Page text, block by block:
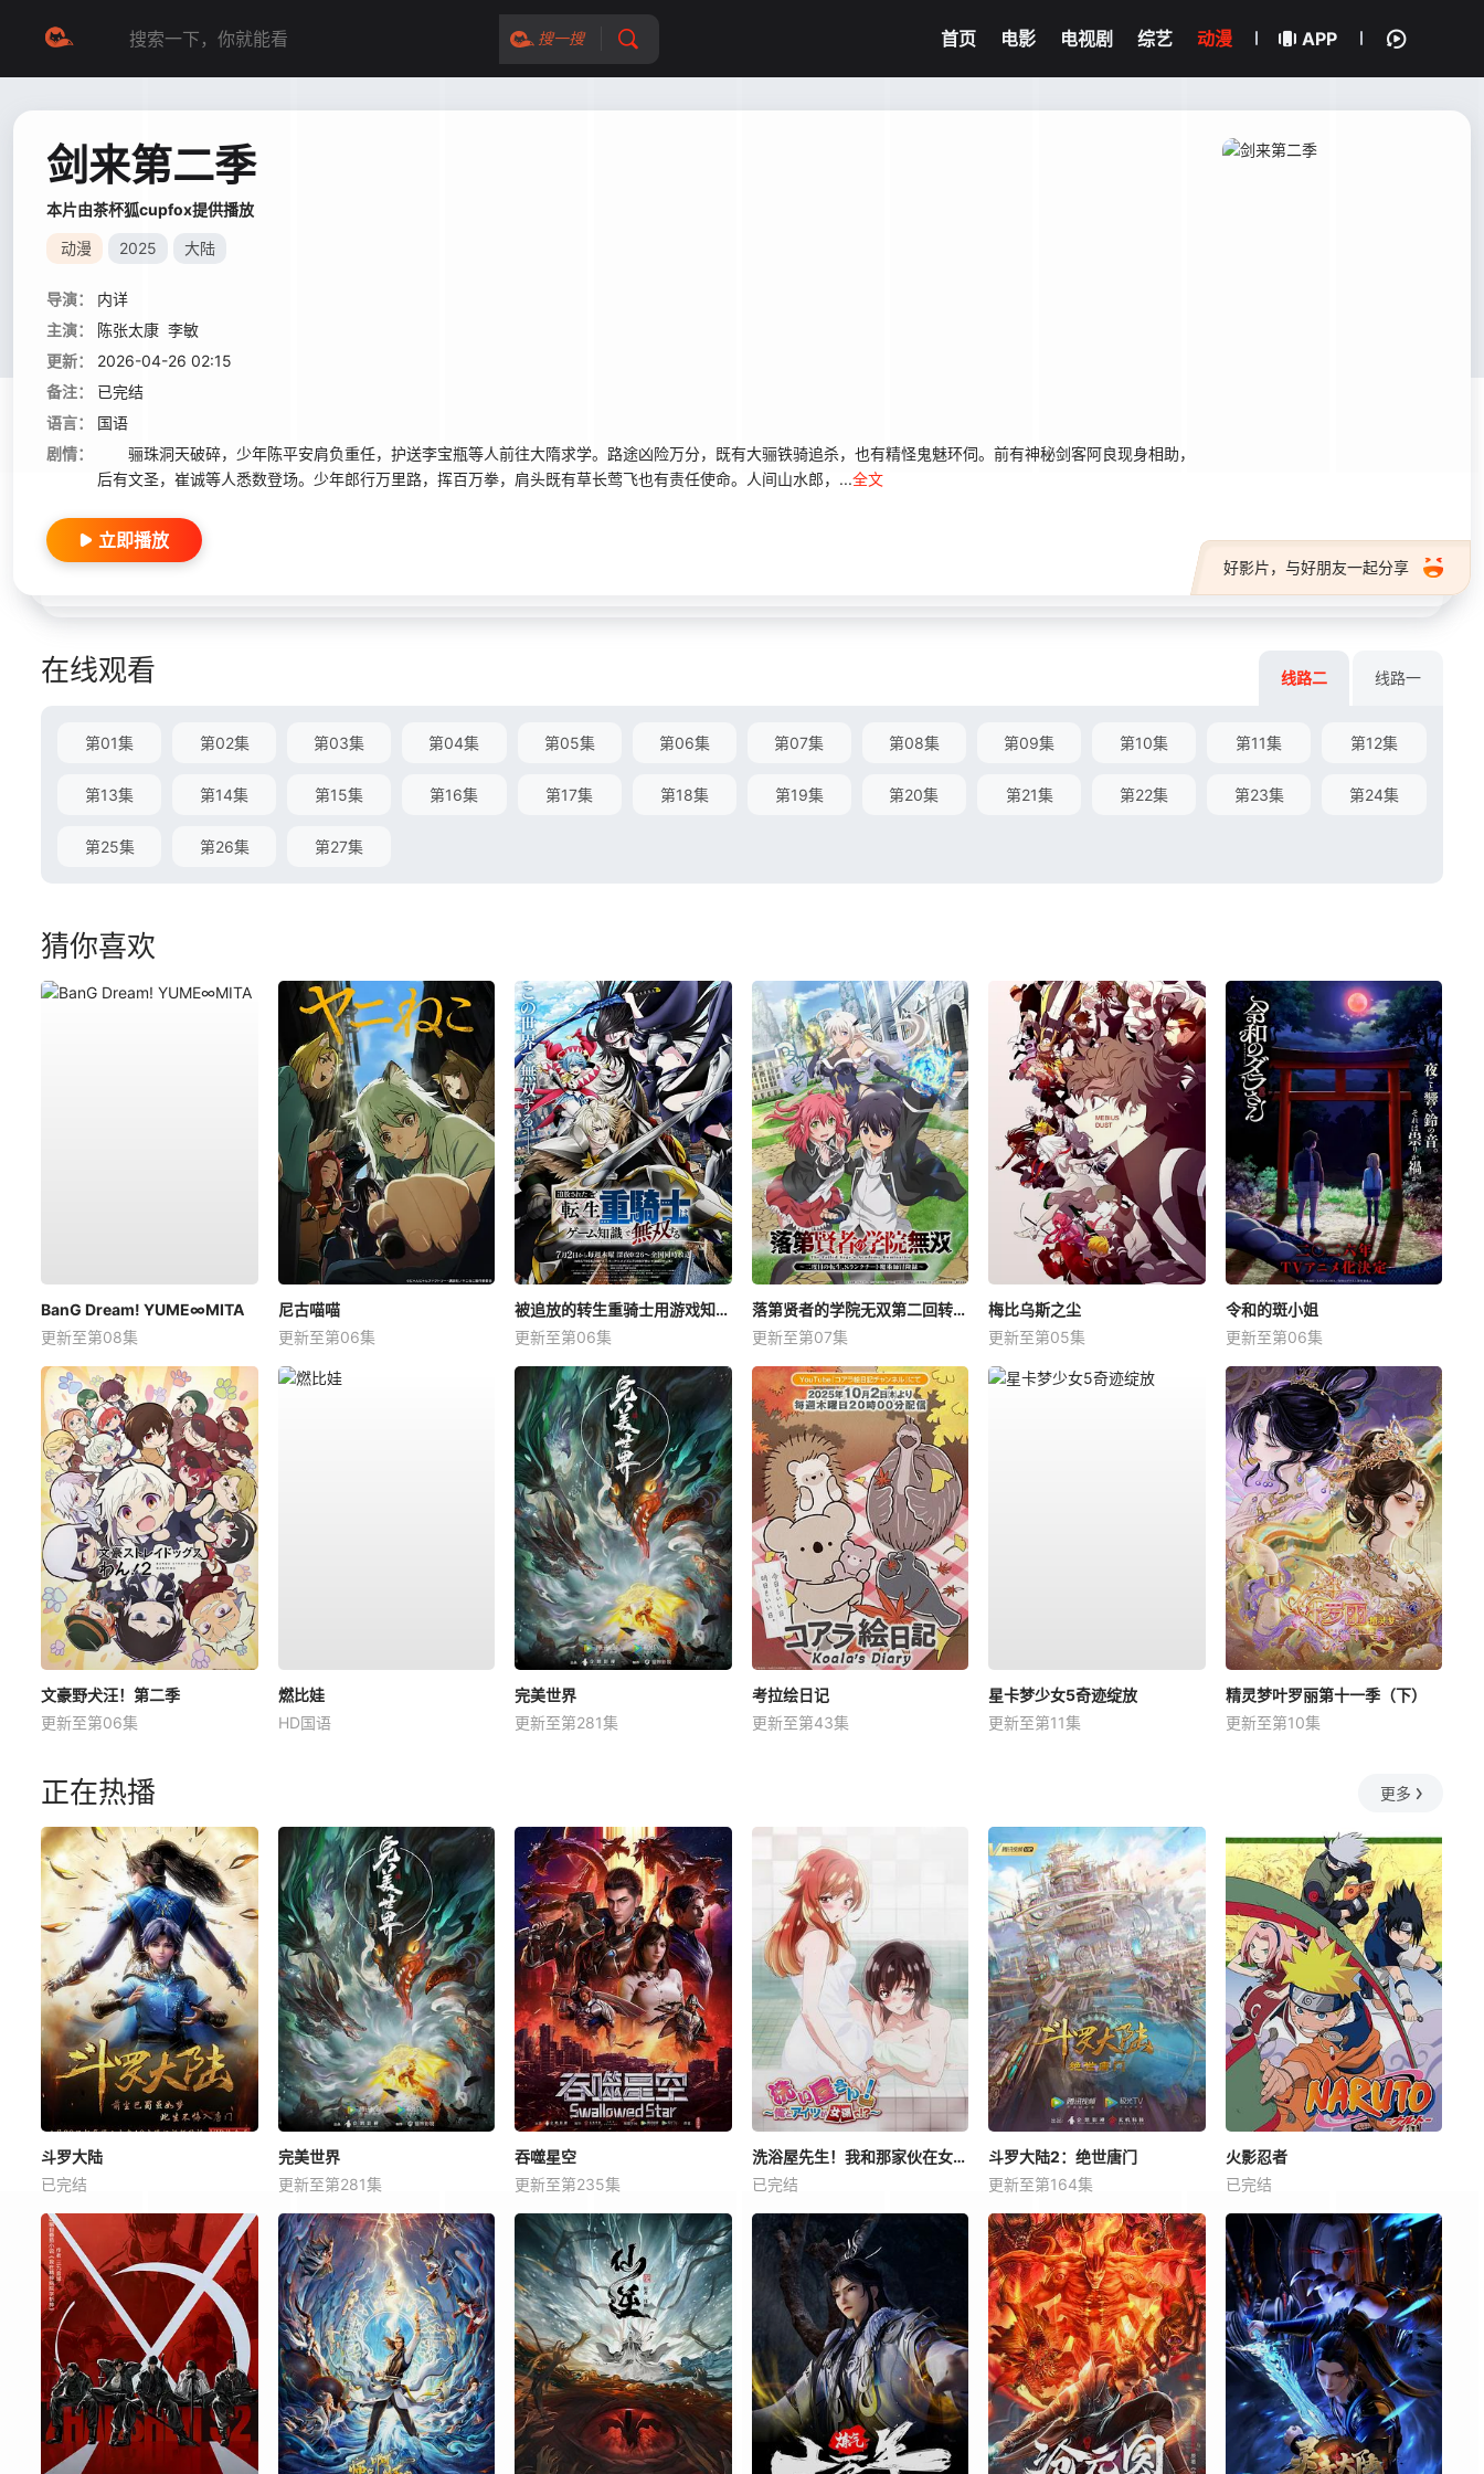
搜一搜 首页 电影 电视剧 综艺 动漫 APP
剑来第二季
本片由茶杯狐cupfox提供播放
动漫 2025 大陆
导演：
内详
主演：
陈张太康 李敏
更新：
2026-04-26 02:15
备注：
已完结
语言：
国语
剧情：
骊珠洞天破碎，少年陈平安肩负重任，护送李宝瓶等人前往大隋求学。路途凶险万分，既有大骊铁骑追杀，也有精怪鬼魅环伺。前有神秘剑客阿良现身相助，
后有文圣，崔诚等人悉数登场。少年郎行万里路，挥百万拳，肩头既有草长莺飞也有责任使命。人间山水郎，...全文
好影片，与好朋友一起分享
立即播放
在线观看 线路二 线路一
第01集 第02集 第03集 第04集 第05集 第06集 第07集 第08集 第09集 第10集 第11集 第12集
第13集 第14集 第15集 第16集 第17集 第18集 第19集 第20集 第21集 第22集 第23集 第24集
第25集 第26集 第27集
猜你喜欢
BanG Dream! YUME∞MITA
更新至第08集
尼古喵喵
更新至第06集
被追放的转生重骑士用游戏知识开无双
更新至第06集
落第贤者的学院无双第二回转生，S等级作弊魔术师冒险记
更新至第07集
梅比乌斯之尘
更新至第05集
令和的斑小姐
更新至第06集
文豪野犬汪！第二季
更新至第06集
燃比娃
HD国语
完美世界
更新至第281集
考拉绘日记
更新至第43集
星卡梦少女5奇迹绽放
更新至第11集
精灵梦叶罗丽第十一季（下）
更新至第10集
正在热播 更多
斗罗大陆
已完结
完美世界
更新至第281集
吞噬星空
更新至第235集
洗浴屋先生！我和那家伙在女浴池！？
已完结
斗罗大陆2：绝世唐门
更新至第164集
火影忍者
已完结